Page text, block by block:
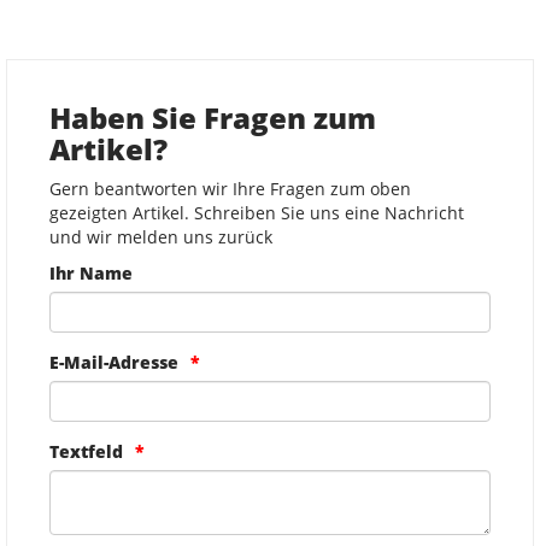
Haben Sie Fragen zum
Artikel?
Gern beantworten wir Ihre Fragen zum oben
gezeigten Artikel. Schreiben Sie uns eine Nachricht
und wir melden uns zurück
Ihr Name
E-Mail-Adresse
Textfeld